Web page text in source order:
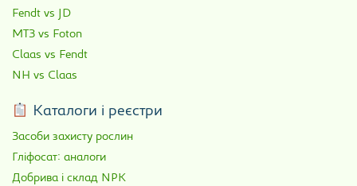
Fendt vs JD
МТЗ vs Foton
Claas vs Fendt
NH vs Claas
Каталоги і реєстри
Засоби захисту рослин
Гліфосат: аналоги
Добрива і склад NPK